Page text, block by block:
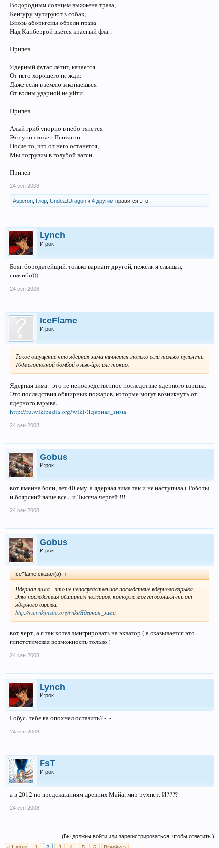
Водородным солнцем выжжена трава,
Кенгуру мутируют в собак,
Вновь аборигены обрели права —
Над Канберрой вьётся красный флаг.
Припев
Ядерный фугас летит, качается,
От него хорошего не жди:
Даже если в землю закопаешься —
От волны ударной не уйти!
Припев
Алый гриб упорно в небо тянется —
Это уничтожен Пентагон.
После то, что от него останется,
Мы погрузим в голубой вагон.
Припев
24 сен 2008
Asperon Глор UndeadDragon и 4 другим нравится это.
Lynch
Игрок
Боян бородатейщий, только вариант другой, нежели я слышал,
спасибо)))
24 сен 2008
IceFlame
Игрок
Такое ощущение что ядерная зима начнется только если только пульнуть
100меготонной бомбой в нью-йрк или токио.
Ядерная зима - это не непосредственное последствие ядерного взрыва.
Это последствия обширных пожаров, которые могут возникнуть от
ядерного взрыва.
http://ru.wikipedia.org/wiki/Ядерная_зима
24 сен 2008
Gobus
Игрок
вот именна боян, лет 40 ему, а ядерная зима так и не наступила ( Роботы
и боярский наше все... и Тысяча чертей !!!
24 сен 2008
Gobus
Игрок
IceFlame сказал(а): ↑
Ядерная зима - это не непосредственное последствие ядерного взрыва.
Это последствия обширных пожаров, которые могут возникнуть от
ядерного взрыва.
http://ru.wikipedia.org/wiki/Ядерная_зима
вот черт, а я так хотел эмигрировать на экватор ( а оказывается это
гипотетичская возможность только (
24 сен 2008
Lynch
Игрок
Гобус, тебе на опохмел оставить? -_-
24 сен 2008
FsT
Игрок
а в 2012 по предсказаниям древних Майа, мир рухнет. И????
24 сен 2008
(Вы должны войти или зарегистрироваться, чтобы ответить.)